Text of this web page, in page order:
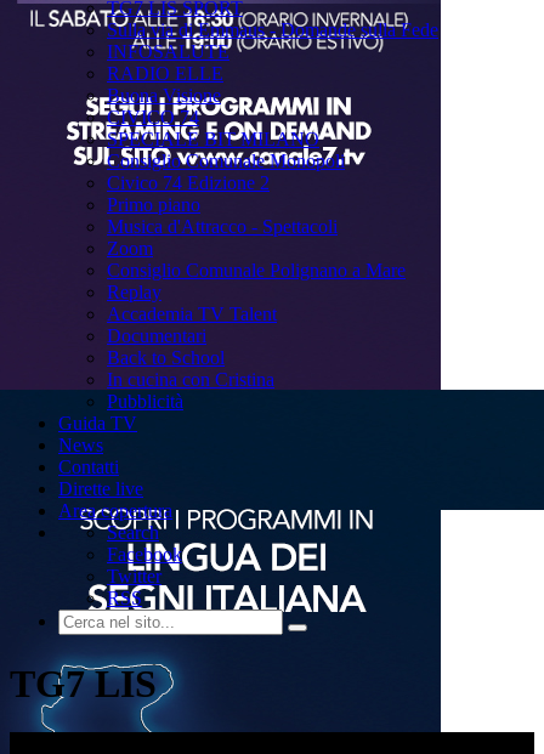
TG7 LIS SPORT
Sulla via di Emmaus - Domande sulla Fede
INFOSALUTE
RADIO ELLE
Buona Visione
CIVICO 74
SPECIALE BIT MILANO
Consiglio Comunale Monopoli
Civico 74 Edizione 2
Primo piano
Musica d'Attracco - Spettacoli
Zoom
Consiglio Comunale Polignano a Mare
Replay
Accademia TV Talent
Documentari
Back to School
In cucina con Cristina
Pubblicità
Guida TV
News
Contatti
Dirette live
Area copertura
Search
Facebook
Twitter
RSS
TG7 LIS